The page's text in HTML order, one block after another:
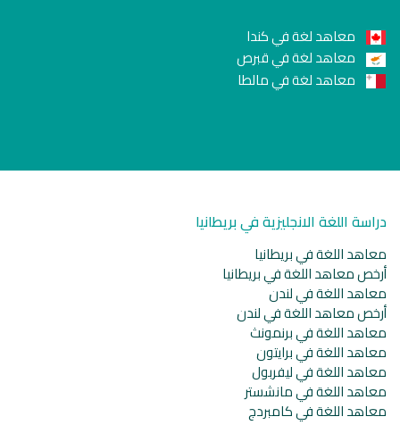
معاهد لغة في كندا
معاهد لغة في قبرص
معاهد لغة في مالطا
دراسة اللغة الانجليزية في بريطانيا
معاهد اللغة في بريطانيا
أرخص معاهد اللغة في بريطانيا
معاهد اللغة في لندن
أرخص معاهد اللغة في لندن
معاهد اللغة في برنمونث
معاهد اللغة في برايتون
معاهد اللغة في ليفربول
معاهد اللغة في مانشستر
معاهد اللغة في كامبردج